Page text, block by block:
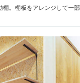
棚。棚板をアレンジして一